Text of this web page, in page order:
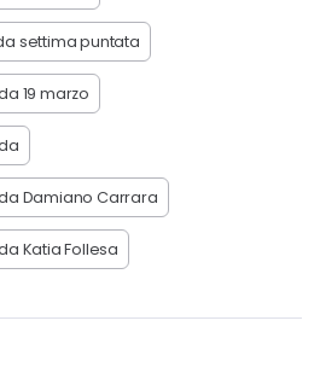
settima puntata
19 marzo
Damiano Carrara
Katia Follesa